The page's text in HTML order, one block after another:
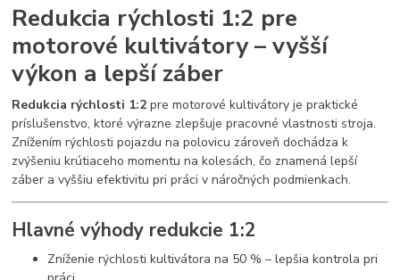
Redukcia rýchlosti 1:2 pre
motorové kultivátory – vyšší
výkon a lepší záber
Redukcia rýchlosti 1:2 pre motorové kultivátory je praktické
príslušenstvo, ktoré výrazne zlepšuje pracovné vlastnosti stroja.
Znížením rýchlosti pojazdu na polovicu zároveň dochádza k
zvýšeniu krútiaceho momentu na kolesách, čo znamená lepší
záber a vyššiu efektivitu pri práci v náročných podmienkach.
Hlavné výhody redukcie 1:2
Zníženie rýchlosti kultivátora na 50 % – lepšia kontrola pri